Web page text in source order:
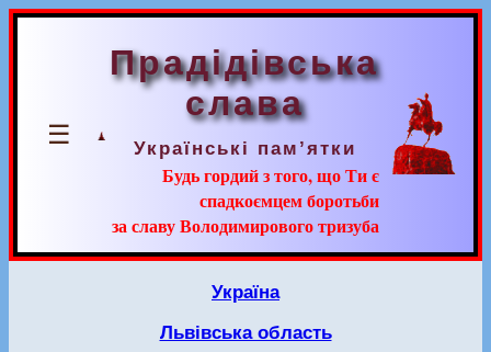
☰
Прадідівська
слава
Українські пам’ятки
Будь гордий з того, що Ти є
спадкоємцем боротьби
за славу Володимирового тризуба
Україна
Львівська область